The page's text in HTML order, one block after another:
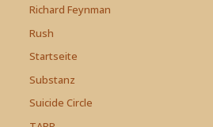
Richard Feynman
Rush
Startseite
Substanz
Suicide Circle